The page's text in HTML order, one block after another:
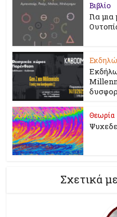
Βιβλίο
Για μια
δυσφορ
Θεωρία
Σχετικά